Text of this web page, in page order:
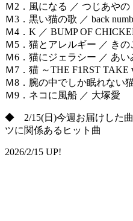
Ｍ2．風になる ／ つじあやの
Ｍ3．黒い猫の歌 ／ back
Ｍ4．K ／ BUMP OF
Ｍ5．猫とアレルギー ／ きの
Ｍ6．猫にジェラシー ／ あい
Ｍ7．猫 ～THE F1RST TAKE
Ｍ8．腕の中でしか眠れない
Ｍ9．ネコに風船 ／ 大塚愛
◆ 2/15(日)今週お届けした
ツに関係あるヒット曲
2026/2/15 UP!